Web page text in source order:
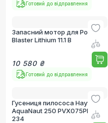
Готовий до відправлення
Запасний мотор для Pool
Blaster Lithium 11.1 В
10 580 ₴
Готовий до відправлення
Гусениця пилососа Hayward
AquaNaut 250 PVX075PK2-
234